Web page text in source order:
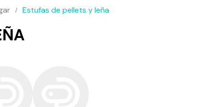
Estufas de pellets y leña